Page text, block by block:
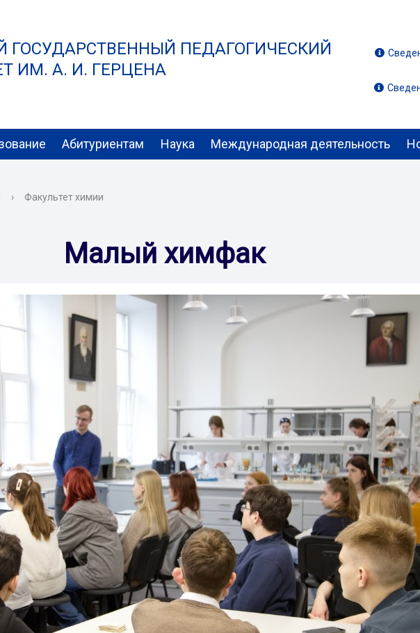
ГОСУДАРСТВЕННЫЙ ПЕДАГОГИЧЕСКИЙ
ИМ. А. И. ГЕРЦЕНА
Абитуриентам Наука Международная деятельность
› Факультет химии
Малый химфак